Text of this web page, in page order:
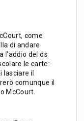
come
di andare
l’addio del ds
le carte:
lasciare il
comunque il
McCourt.